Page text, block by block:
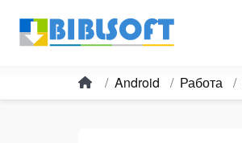
Android Работа